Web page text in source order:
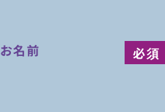
お名前